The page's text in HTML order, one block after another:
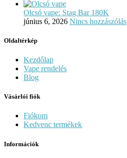
Olcsó vape: Stag Bar 180K
június 6, 2026 Nincs hozzászólás
Oldaltérkép
Kezdőlap
Vape rendelés
Blog
Vásárlói fiók
Fiókom
Kedvenc termékek
Információk